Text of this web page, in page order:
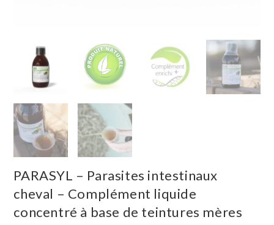
PARASYL – Parasites intestinaux
cheval – Complément liquide
concentré à base de teintures mères